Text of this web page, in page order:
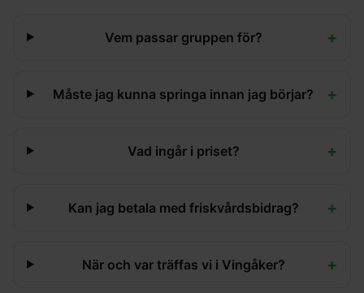
Vem passar gruppen för? +
Måste jag kunna springa innan jag börjar? +
Vad ingår i priset? +
Kan jag betala med friskvårdsbidrag? +
När och var träffas vi i Vingåker? +